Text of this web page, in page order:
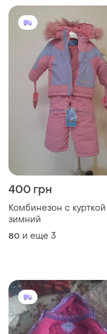
400 грн
Комбинезон с курткой
зимний
80 и еще 3